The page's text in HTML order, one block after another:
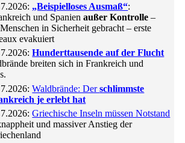
„Beispielloses Ausmaß“:
und Spanienaußer Kontrolle –
in Sicherheit gebracht – erste
evakuiert
Hunderttausende auf der Flucht
breiten sich in Frankreich und
Waldbrände: Derschlimmste
je erlebt hat
Griechische Inseln müssen Notstand
und massiver Anstieg der